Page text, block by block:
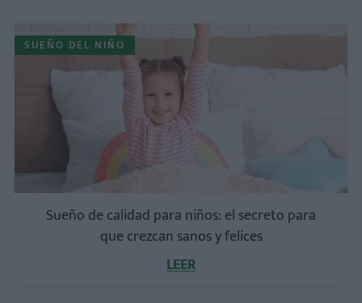
SUEÑO DEL NIÑO
Sueño de calidad para niños: el secreto para
que crezcan sanos y felices
LEER